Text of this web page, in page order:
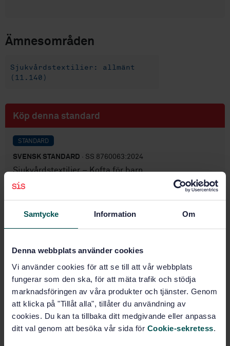
Samtycke Information Om
Denna webbplats använder cookies
Vi använder cookies för att se till att vår webbplats
fungerar som den ska, för att mäta trafik och stödja
marknadsföringen av våra produkter och tjänster. Genom
att klicka på "Tillåt alla", tillåter du användning av
cookies. Du kan ta tillbaka ditt medgivande eller anpassa
ditt val genom att besöka vår sida för Cookie-sekretess.
Ämnesområden
Sjukvårdstextilier: allmänt
(11.140)
Köp denna standard
STANDARD
SVENSK STANDARD · SS 8760063:2024
Sjukvårdstextilier – Kofta för barn
Prenumerera på standarden - Läs mer
Pris:687 SEK
Lägg i varukorgen
Fler alternativ
Produktinformation
Språk: Svenska